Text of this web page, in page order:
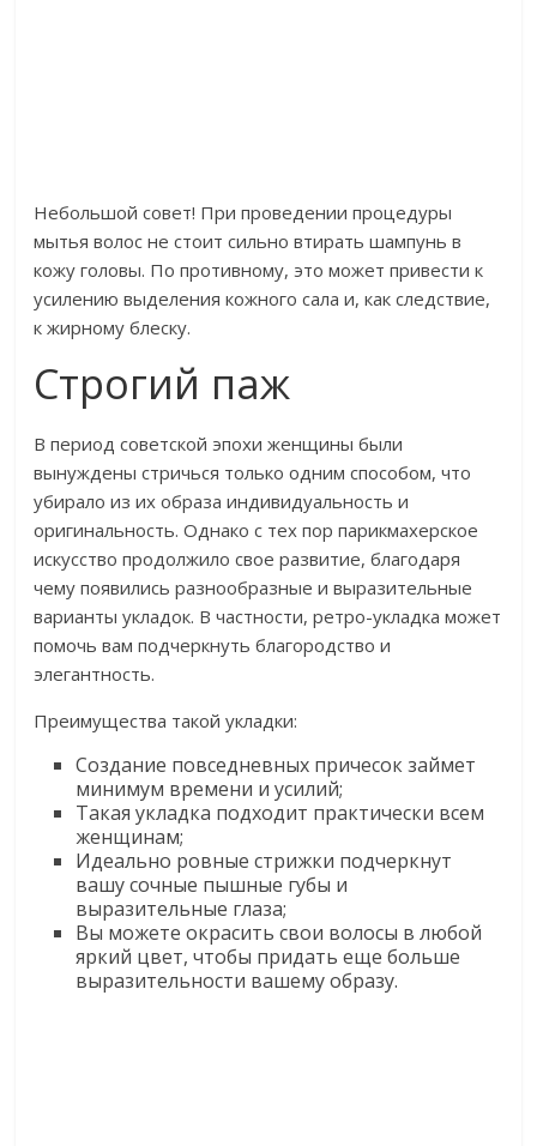
Небольшой совет! При проведении процедуры
мытья волос не стоит сильно втирать шампунь в
кожу головы. По противному, это может привести к
усилению выделения кожного сала и, как следствие,
к жирному блеску.
Строгий паж
В период советской эпохи женщины были
вынуждены стричься только одним способом, что
убирало из их образа индивидуальность и
оригинальность. Однако с тех пор парикмахерское
искусство продолжило свое развитие, благодаря
чему появились разнообразные и выразительные
варианты укладок. В частности, ретро-укладка может
помочь вам подчеркнуть благородство и
элегантность.
Преимущества такой укладки:
Создание повседневных причесок займет
минимум времени и усилий;
Такая укладка подходит практически всем
женщинам;
Идеально ровные стрижки подчеркнут
вашу сочные пышные губы и
выразительные глаза;
Вы можете окрасить свои волосы в любой
яркий цвет, чтобы придать еще больше
выразительности вашему образу.